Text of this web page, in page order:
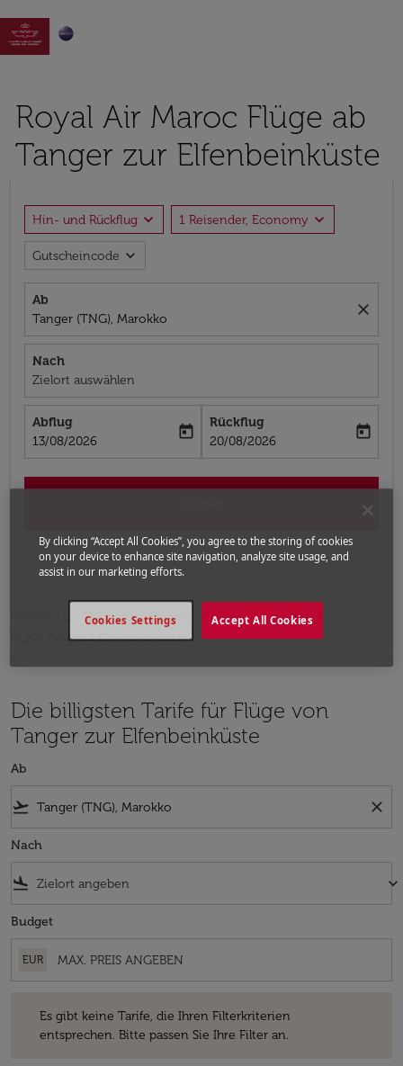

Royal Air Maroc Flüge ab
Tanger zur Elfenbeinküste
Hin- und Rückflug expand_more 1 Reisender, Economy expand_more
Gutscheincode expand_more
Ab
Tanger (TNG), Marokko
close
Nach
Zielort auswählen
Abflug
fc-booking-departure-date-aria-label
13/08/2026
today
Rückflug
fc-booking-return-date-aria-label
20/08/2026
today
Flüge
Flüge nach Elfenbeinküste
Flüge Tanger - Elfenbeinküste
Die billigsten Tarife für Flüge von
Tanger zur Elfenbeinküste
Ab
flight_takeoff close
Nach
flight_land keyboard_arrow_down
Budget
EUR
Es gibt keine Tarife, die Ihren Filterkriterien
entsprechen. Bitte passen Sie Ihre Filter an.
By clicking “Accept All Cookies”, you agree to the storing of cookies
on your device to enhance site navigation, analyze site usage, and
assist in our marketing efforts.
Accept All Cookies
Cookies Settings